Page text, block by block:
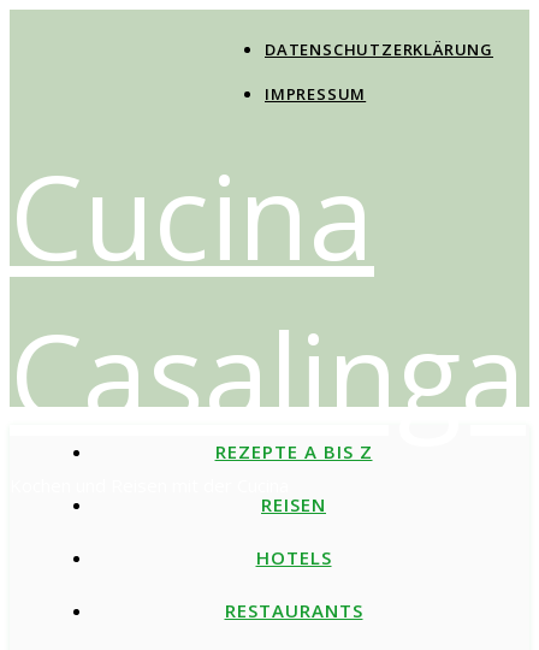
DATENSCHUTZERKLÄRUNG
IMPRESSUM
Cucina
Casalinga
REZEPTE A BIS Z
REISEN
HOTELS
RESTAURANTS